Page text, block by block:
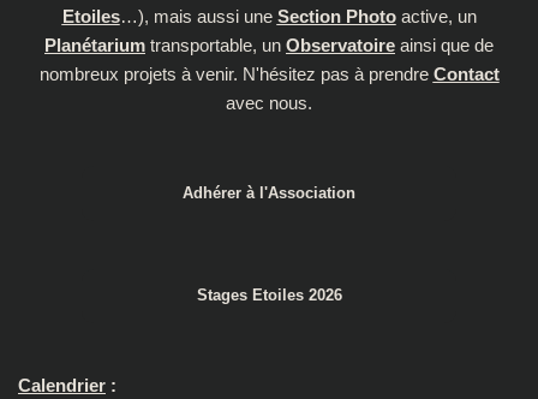
Etoiles…), mais aussi une Section Photoactive, un
Planétarium transportable, un Observatoire ainsi que de
nombreux projets à venir. N'hésitez pas à prendre Contact
avec nous.
Adhérer à l'Association
Stages Etoiles 2026
Calendrier :